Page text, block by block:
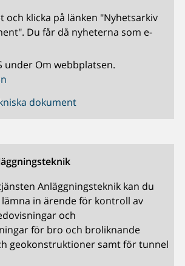
och klicka på länken "Nyhetsarkiv
Du får då nyheterna som e-
under Om webbplatsen.
dokument
Anläggningsteknik kan du
in ärende för kontroll av
och
för bro och broliknande
geokonstruktioner samt för tunnel